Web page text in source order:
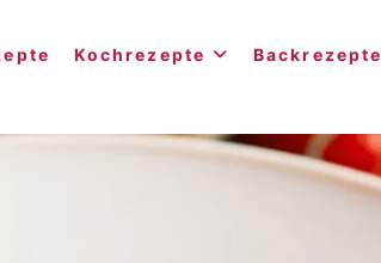
Kochrezepte Backrezepte